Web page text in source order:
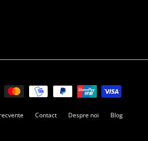
Contact Despre noi Blog